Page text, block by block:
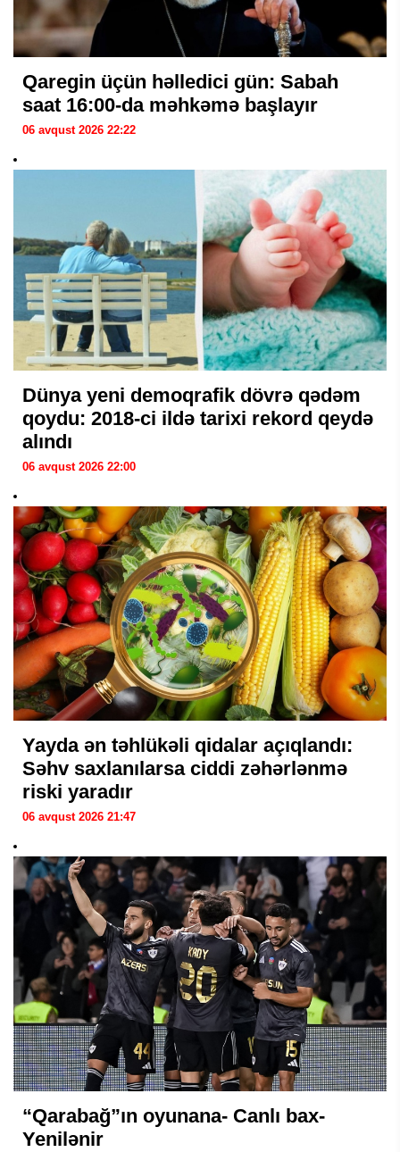
Qaregin üçün həlledici gün: Sabah
saat 16:00-da məhkəmə başlayır
06 avqust 2026 22:22
Dünya yeni demoqrafik dövrə qədəm
qoydu: 2018-ci ildə tarixi rekord qeydə
alındı
06 avqust 2026 22:00
Yayda ən təhlükəli qidalar açıqlandı:
Səhv saxlanılarsa ciddi zəhərlənmə
riski yaradır
06 avqust 2026 21:47
“Qarabağ”ın oyunana- Canlı bax-
Yenilənir